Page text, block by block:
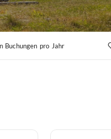
Buchungen pro Jahr